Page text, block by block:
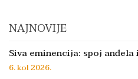
NAJNOVIJE
Siva eminencija: spoj anđela
6. kol 2026.